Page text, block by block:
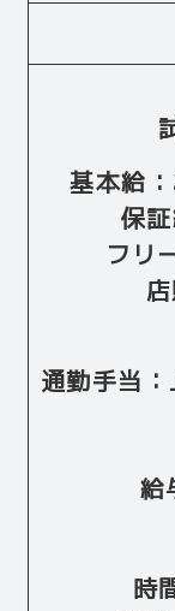
基本給
保
フリ
通勤手当
給
時